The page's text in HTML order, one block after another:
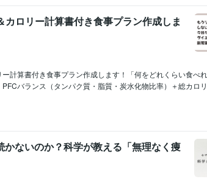
カロリー計算書付き食事プラン作成しま
ー計算書付き食事プラン作成します！「何をどれくらい食べ
バランス（タンパク質・脂質・炭水化物比率）＋総カロ
ないのか？科学が教える「無理なく痩